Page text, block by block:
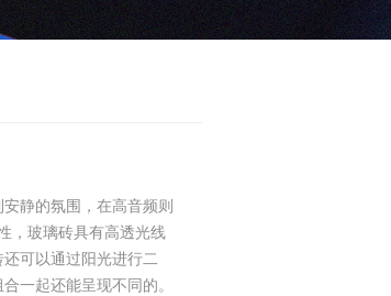
静的氛围，在高音频则
，玻璃砖具有高透光线
可以通过阳光进行二
一起还能呈现不同的。